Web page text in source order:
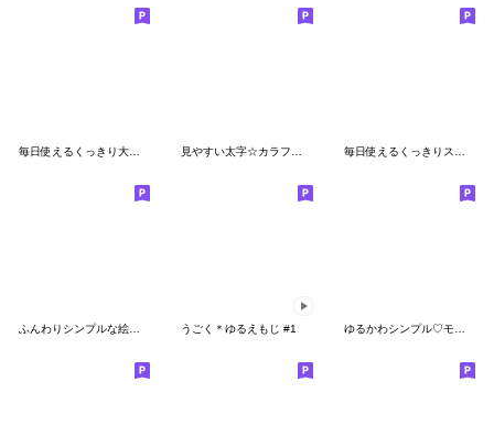
ふんわりシンプルな絵文字 うごく＊ゆるえもじ #1 ゆるかわシンプル♡モノトーン絵文字♡